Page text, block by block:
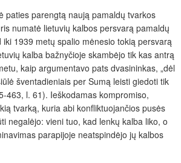
paties parengtą naują pamaldų tvarkos
numatė lietuvių kalbos persvarą pamaldų
iki 1939 metų spalio mėnesio tokią persvarą
kalba bažnyčioje skambėjo tik kas antrą
kaip argumentavo pats dvasininkas, „dėl
šventadieniais per Sumą leisti giedoti tik
463, l. 61). Ieškodamas kompromiso,
tvarką, kuria abi konfliktuojančios pusės
negalėjo: vieni tuo, kad lenkų kalba liko, o
parapijoje neatspindėjo jų kalbos